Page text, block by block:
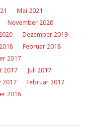
Mai 2021
November 2020
Dezember 2019
Februar 2018
2017
2017
Juli 2017
2017
Februar 2017
2016